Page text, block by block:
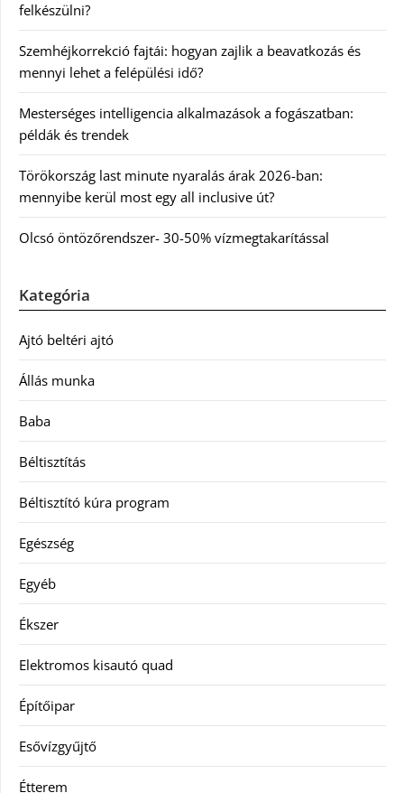
felkészülni?
Szemhéjkorrekció fajtái: hogyan zajlik a beavatkozás és
mennyi lehet a felépülési idő?
Mesterséges intelligencia alkalmazások a fogászatban:
példák és trendek
Törökország last minute nyaralás árak 2026-ban:
mennyibe kerül most egy all inclusive út?
Olcsó öntözőrendszer- 30-50% vízmegtakarítással
Kategória
Ajtó beltéri ajtó
Állás munka
Baba
Béltisztítás
Béltisztító kúra program
Egészség
Egyéb
Ékszer
Elektromos kisautó quad
Építőipar
Esővízgyűjtő
Étterem